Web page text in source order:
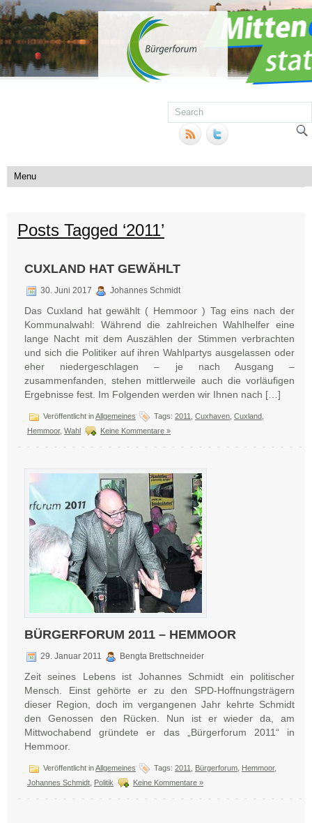
Posts Tagged ‘2011’
CUXLAND HAT GEWÄHLT
30. Juni 2017 Johannes Schmidt
Das Cuxland hat gewählt ( Hemmoor ) Tag eins nach der
Kommunalwahl: Während die zahlreichen Wahlhelfer eine
lange Nacht mit dem Auszählen der Stimmen verbrachten
und sich die Politiker auf ihren Wahlpartys ausgelassen oder
eher niedergeschlagen – je nach Ausgang –
zusammenfanden, stehen mittlerweile auch die vorläufigen
Ergebnisse fest. Im Folgenden werden wir Ihnen nach […]
Veröffentlicht inAllgemeines Tags: 2011 Cuxhaven Cuxland
Hemmoor, Wahl Keine Kommentare »
BÜRGERFORUM 2011 – HEMMOOR
29. Januar 2011 Bengta Brettschneider
Zeit seines Lebens ist Johannes Schmidt ein politischer
Mensch. Einst gehörte er zu den SPD-Hoffnungsträgern
dieser Region, doch im vergangenen Jahr kehrte Schmidt
den Genossen den Rücken. Nun ist er wieder da, am
Mittwochabend gründete er das „Bürgerforum 2011“ in
Hemmoor.
Veröffentlicht inAllgemeines Tags: 2011 Bürgerforum Hemmoor,
Johannes Schmidt
Politik Keine Kommentare »